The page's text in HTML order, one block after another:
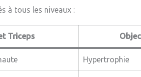
à tous les niveaux :
Triceps
Hypertrophie